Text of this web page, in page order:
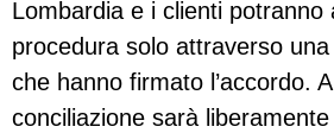
Lombardia e i clienti potranno
procedura solo attraverso
che hanno firmato l’accordo.
conciliazione sarà